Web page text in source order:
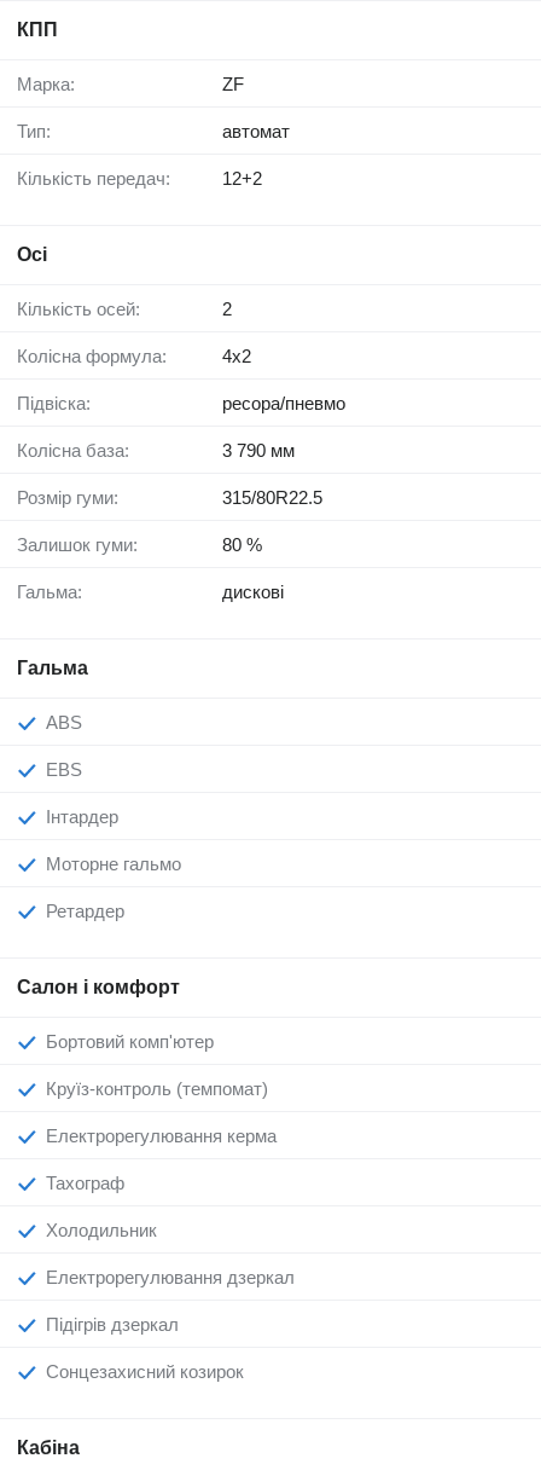
КПП
Марка: ZF
Тип: автомат
Кількість передач: 12+2
Осі
Кількість осей: 2
Колісна формула: 4x2
Підвіска: ресора/пневмо
Колісна база: 3 790 мм
Розмір гуми: 315/80R22.5
Залишок гуми: 80 %
Гальма: дискові
Гальма
ABS
EBS
Інтардер
Моторне гальмо
Ретардер
Салон і комфорт
Бортовий комп'ютер
Круїз-контроль (темпомат)
Електрорегулювання керма
Тахограф
Холодильник
Електрорегулювання дзеркал
Підігрів дзеркал
Сонцезахисний козирок
Кабіна